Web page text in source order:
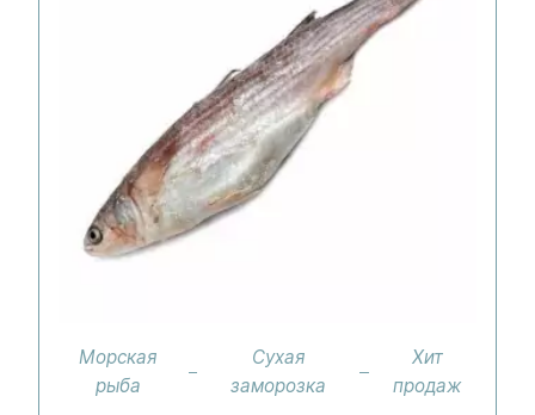
Морская
рыба
Сухая
заморозка
Хит
продаж